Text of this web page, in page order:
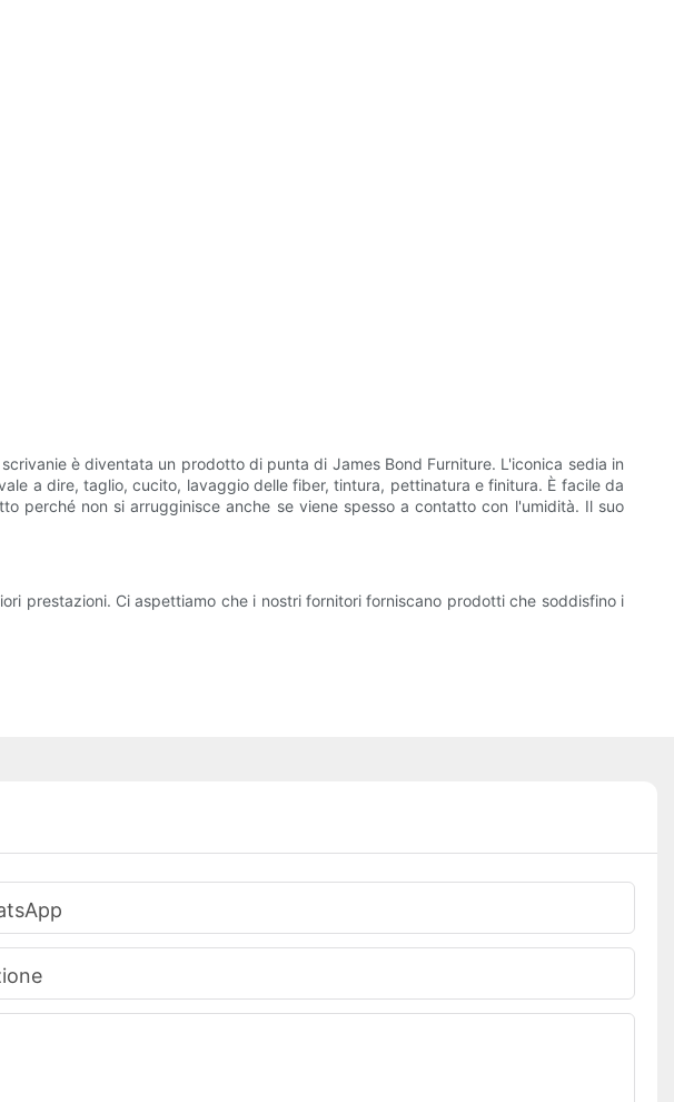
è diventata un prodotto di punta di James Bond Furniture. L'iconica sedia in
a dire, taglio, cucito, lavaggio delle fiber, tintura, pettinatura e finitura. È facile da
perché non si arrugginisce anche se viene spesso a contatto con l'umidità. Il suo
prestazioni. Ci aspettiamo che i nostri fornitori forniscano prodotti che soddisfino i